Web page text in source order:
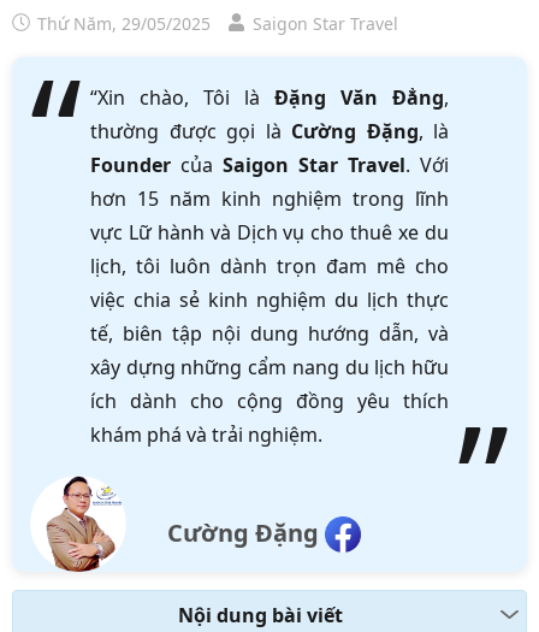
Thứ Năm, 29/05/2025 Saigon Star Travel
“Xin chào, Tôi là Đặng Văn Đẳng,
thường được gọi là Cường Đặng, là
Founder của Saigon Star Travel. Với
hơn 15 năm kinh nghiệm trong lĩnh
vực Lữ hành và Dịch vụ cho thuê xe du
lịch, tôi luôn dành trọn đam mê cho
việc chia sẻ kinh nghiệm du lịch thực
tế, biên tập nội dung hướng dẫn, và
xây dựng những cẩm nang du lịch hữu
ích dành cho cộng đồng yêu thích
khám phá và trải nghiệm.
Cường Đặng
Nội dung bài viết